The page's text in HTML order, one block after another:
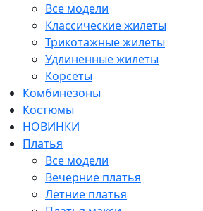
Все модели
Классические жилеты
Трикотажные жилеты
Удлиненные жилеты
Корсеты
Комбинезоны
Костюмы
НОВИНКИ
Платья
Все модели
Вечерние платья
Летние платья